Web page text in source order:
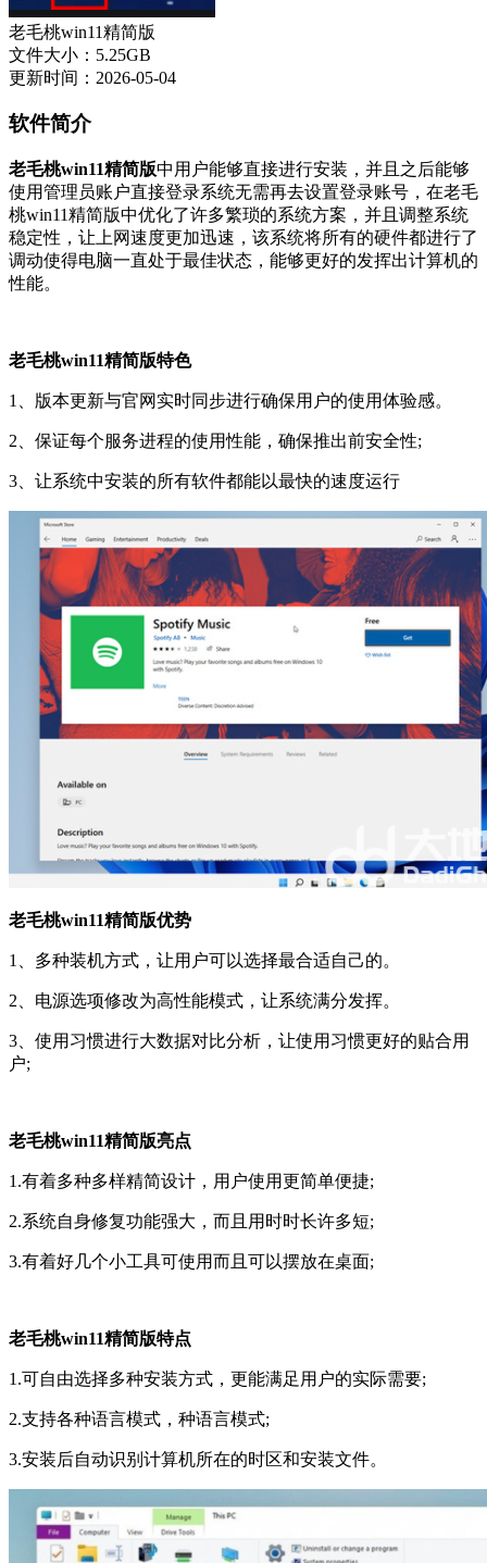
老毛桃win11精简版
文件大小：5.25GB
更新时间：2026-05-04
软件简介
老毛桃win11精简版中用户能够直接进行安装，并且之后能够
使用管理员账户直接登录系统无需再去设置登录账号，在老毛
桃win11精简版中优化了许多繁琐的系统方案，并且调整系统
稳定性，让上网速度更加迅速，该系统将所有的硬件都进行了
调动使得电脑一直处于最佳状态，能够更好的发挥出计算机的
性能。
老毛桃win11精简版特色
1、版本更新与官网实时同步进行确保用户的使用体验感。
2、保证每个服务进程的使用性能，确保推出前安全性;
3、让系统中安装的所有软件都能以最快的速度运行
老毛桃win11精简版优势
1、多种装机方式，让用户可以选择最合适自己的。
2、电源选项修改为高性能模式，让系统满分发挥。
3、使用习惯进行大数据对比分析，让使用习惯更好的贴合用
户;
老毛桃win11精简版亮点
1.有着多种多样精简设计，用户使用更简单便捷;
2.系统自身修复功能强大，而且用时时长许多短;
3.有着好几个小工具可使用而且可以摆放在桌面;
老毛桃win11精简版特点
1.可自由选择多种安装方式，更能满足用户的实际需要;
2.支持各种语言模式，种语言模式;
3.安装后自动识别计算机所在的时区和安装文件。